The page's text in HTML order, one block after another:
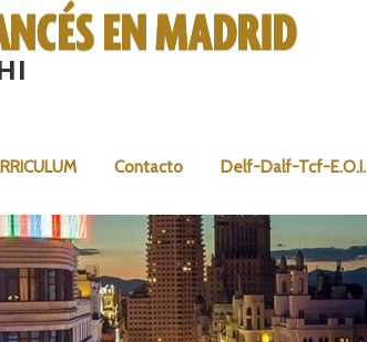
Contacto Delf-Dalf-Tcf-E.O.I.